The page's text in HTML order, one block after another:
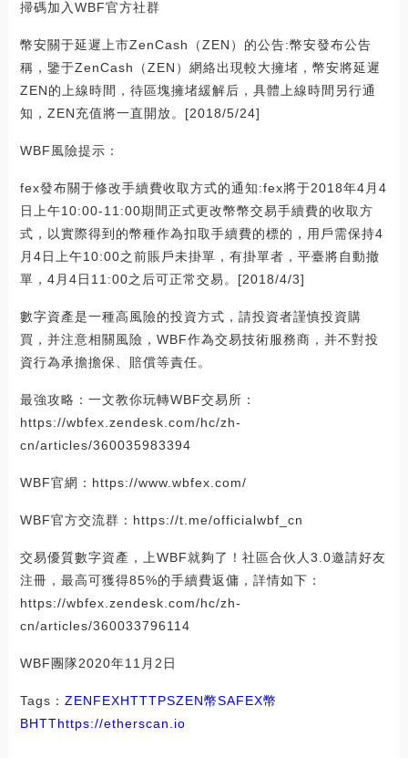
掃碼加入WBF官方社群
幣安關于延遲上市ZenCash（ZEN）的公告:幣安發布公告
稱，鑒于ZenCash（ZEN）網絡出現較大擁堵，幣安將延遲
ZEN的上線時間，待區塊擁堵緩解后，具體上線時間另行通
知，ZEN充值將一直開放。[2018/5/24]
WBF風險提示：
fex發布關于修改手續費收取方式的通知:fex將于2018年4月4
日上午10:00-11:00期間正式更改幣幣交易手續費的收取方
式，以實際得到的幣種作為扣取手續費的標的，用戶需保持4
月4日上午10:00之前賬戶未掛單，有掛單者，平臺將自動撤
單，4月4日11:00之后可正常交易。[2018/4/3]
數字資產是一種高風險的投資方式，請投資者謹慎投資購
買，并注意相關風險，WBF作為交易技術服務商，并不對投
資行為承擔擔保、賠償等責任。
最強攻略：一文教你玩轉WBF交易所：
https://wbfex.zendesk.com/hc/zh-
cn/articles/360035983394
WBF官網：https://www.wbfex.com/
WBF官方交流群：https://t.me/officialwbf_cn
交易優質數字資產，上WBF就夠了！社區合伙人3.0邀請好友
注冊，最高可獲得85%的手續費返傭，詳情如下：
https://wbfex.zendesk.com/hc/zh-
cn/articles/360033796114
WBF團隊2020年11月2日
Tags： ZENFEXHTTTPSZEN幣SAFEX幣
BHTThttps://etherscan.io